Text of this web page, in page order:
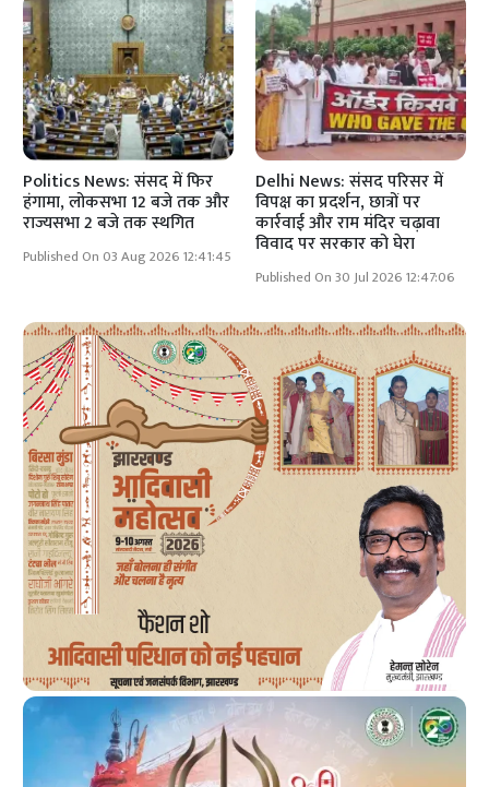
Politics News: संसद में फिर
हंगामा, लोकसभा 12 बजे तक और
राज्यसभा 2 बजे तक स्थगित
Published On 03 Aug 2026 12:41:45
Delhi News: संसद परिसर में
विपक्ष का प्रदर्शन, छात्रों पर
कार्रवाई और राम मंदिर चढ़ावा
विवाद पर सरकार को घेरा
Published On 30 Jul 2026 12:47:06